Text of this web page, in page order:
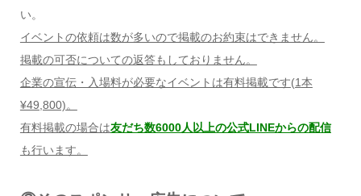
い。
イベントの依頼は数が多いので掲載のお約束はできません。
掲載の可否についての返答もしておりません。
企業の宣伝・入場料が必要なイベントは有料掲載です(1本
¥49,800)。
有料掲載の場合は友だち数6000人以上の公式LINEからの配信
も行います。